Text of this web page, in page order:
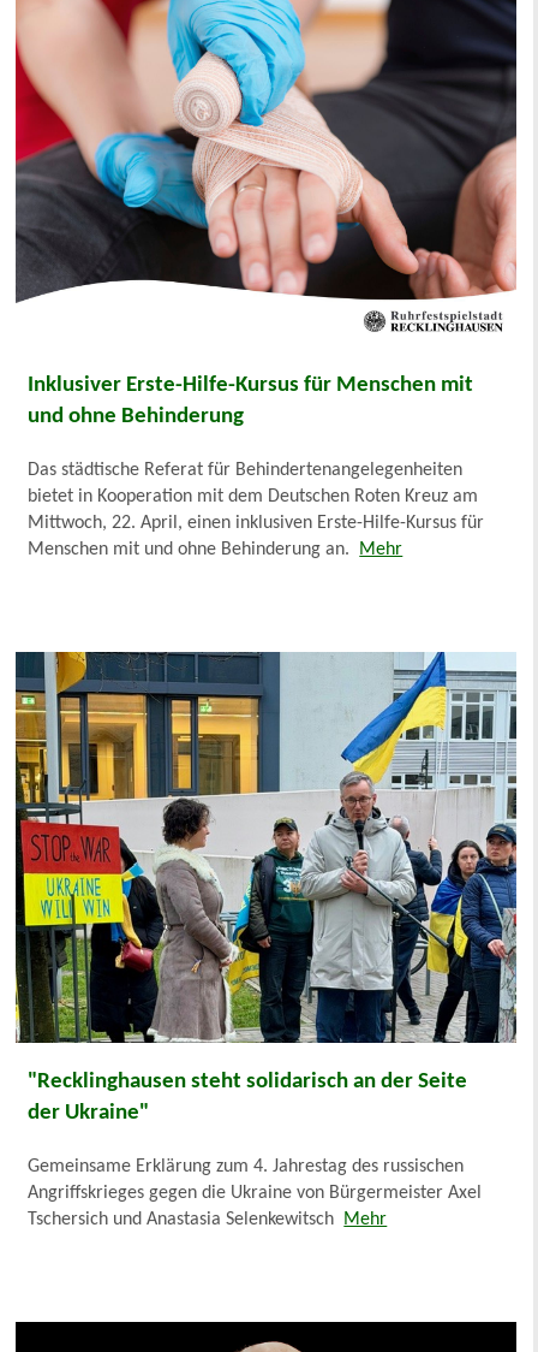
Inklusiver Erste-Hilfe-Kursus für Menschen mit
und ohne Behinderung
Das städtische Referat für Behindertenangelegenheiten
bietet in Kooperation mit dem Deutschen Roten Kreuz am
Mittwoch, 22. April, einen inklusiven Erste-Hilfe-Kursus für
Menschen mit und ohne Behinderung an.
Mehr
"Recklinghausen steht solidarisch an der Seite
der Ukraine"
Gemeinsame Erklärung zum 4. Jahrestag des russischen
Angriffskrieges gegen die Ukraine von Bürgermeister Axel
Tschersich und Anastasia Selenkewitsch Mehr